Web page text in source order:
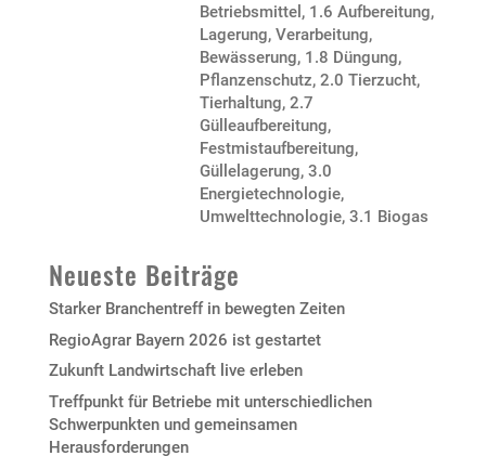
Betriebsmittel , 1.6 Aufbereitung,
Lagerung, Verarbeitung,
Bewässerung, 1.8 Düngung,
Pflanzenschutz,2.0 Tierzucht,
Tierhaltung,2.7
Gülleaufbereitung,
Festmistaufbereitung,
Güllelagerung,3.0
Energietechnologie,
Umwelttechnologie,3.1 Biogas
Neueste Beiträge
Starker Branchentreff in bewegten Zeiten
RegioAgrar Bayern 2026 ist gestartet
Zukunft Landwirtschaft live erleben
Treffpunkt für Betriebe mit unterschiedlichen
Schwerpunkten und gemeinsamen
Herausforderungen